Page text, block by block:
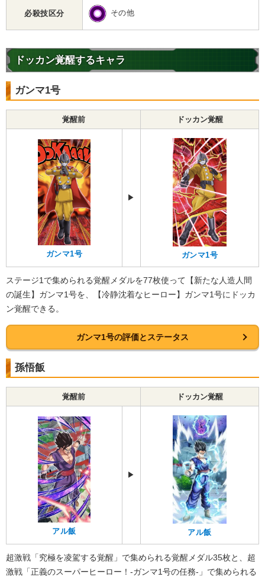
必殺技区分 その他
ドッカン覚醒するキャラ
ガンマ1号
覚醒前 ドッカン覚醒
ガンマ1号
▶︎
ガンマ1号
ステージ1で集められる覚醒メダルを77枚使って【新たな人造人間
の誕生】ガンマ1号を、【冷静沈着なヒーロー】ガンマ1号にドッカ
ン覚醒できる。
ガンマ1号の評価とステータス
孫悟飯
覚醒前 ドッカン覚醒
アル飯
▶︎
アル飯
超激戦「究極を凌駕する覚醒」で集められる覚醒メダル35枚と、超
激戦「正義のスーパーヒーロー！-ガンマ1号の任務-」で集められる